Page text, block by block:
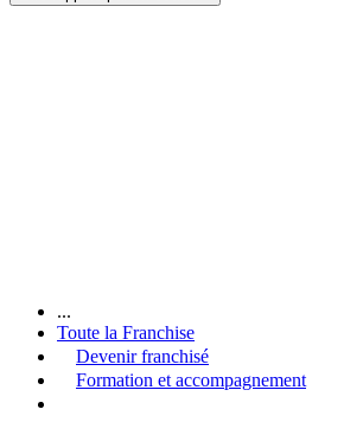
...
Toute la Franchise
Devenir franchisé
Formation et accompagnement